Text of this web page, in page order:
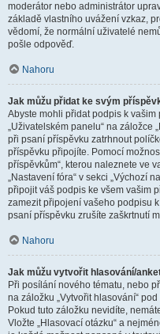
moderátor nebo administrátor
základě vlastního uvážení vzkaz,
vědomí, že normální uživatelé
pošle odpověď.
Nahoru
Jak můžu přidat ke svým
Abyste mohli přidat podpis k
„Uživatelském panelu“ na záložce
při psaní příspěvku zatrhnout
příspěvku připojíte. Pomocí
příspěvkům“, kterou naleznete ve
„Nastavení fóra“ v sekci „Výchozí
připojit váš podpis ke všem vašim
zamezit připojení vašeho podpisu
psaní příspěvku zrušíte zaškrtnutí
Nahoru
Jak můžu vytvořit hlasování/
Při posílání nového tématu, nebo
na záložku „Vytvořit hlasování“
Pokud tuto záložku nevidíte,
Vložte „Hlasovací otázku“ a